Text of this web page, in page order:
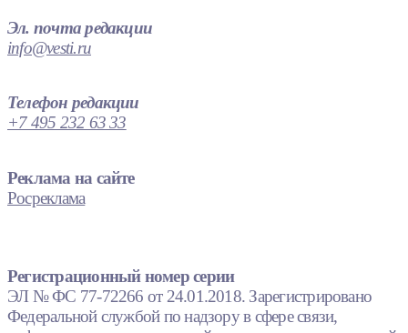
Эл. почта редакции
info@vesti.ru
Телефон редакции
+7 495 232 63 33
Реклама на сайте
Росреклама
Регистрационный номер серии
ЭЛ № ФС 77-72266 от 24.01.2018. Зарегистрировано
Федеральной службой по надзору в сфере связи,